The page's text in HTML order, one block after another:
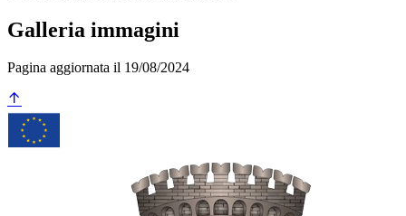
Galleria immagini
Pagina aggiornata il 19/08/2024